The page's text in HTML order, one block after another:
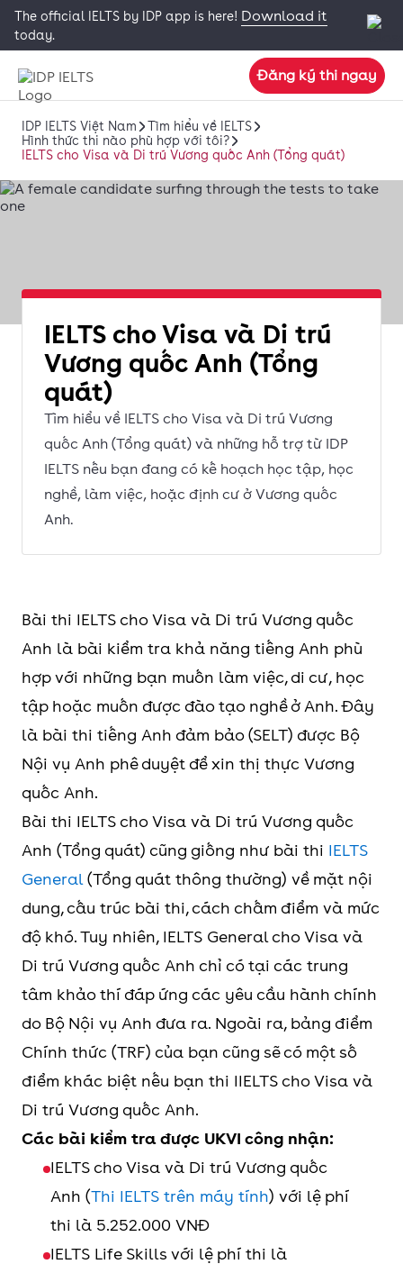
The official IELTS by IDP app is here! Download it
today.
Đăng ký thi ngay
IDP IELTS Việt Nam
Tìm hiểu về IELTS
Hình thức thi nào phù hợp với tôi?
IELTS cho Visa và Di trú Vương quốc Anh (Tổng quát)
IELTS cho Visa và Di trú
Vương quốc Anh (Tổng
quát)
Tìm hiểu về IELTS cho Visa và Di trú Vương
quốc Anh (Tổng quát) và những hỗ trợ từ IDP
IELTS nếu bạn đang có kế hoạch học tập, học
nghề, làm việc, hoặc định cư ở Vương quốc
Anh.
Bài thi IELTS cho Visa và Di trú Vương quốc
Anh là bài kiểm tra khả năng tiếng Anh phù
hợp với những bạn muốn làm việc, di cư, học
tập hoặc muốn được đào tạo nghề ở Anh. Đây
là bài thi tiếng Anh đảm bảo (SELT) được Bộ
Nội vụ Anh phê duyệt để xin thị thực Vương
quốc Anh.
Bài thi IELTS cho Visa và Di trú Vương quốc
Anh (Tổng quát) cũng giống như bài thi IELTS
General (Tổng quát thông thường) về mặt nội
dung, cấu trúc bài thi, cách chấm điểm và mức
độ khó. Tuy nhiên, IELTS General cho Visa và
Di trú Vương quốc Anh chỉ có tại các trung
tâm khảo thí đáp ứng các yêu cầu hành chính
do Bộ Nội vụ Anh đưa ra. Ngoài ra, bảng điểm
Chính thức (TRF) của bạn cũng sẽ có một số
điểm khác biệt nếu bạn thi IIELTS cho Visa và
Di trú Vương quốc Anh.
Các bài kiểm tra được UKVI công nhận:
IELTS cho Visa và Di trú Vương quốc
Anh (Thi IELTS trên máy tính) với lệ phí
thi là 5.252.000 VNĐ
IELTS Life Skills với lệ phí thi là